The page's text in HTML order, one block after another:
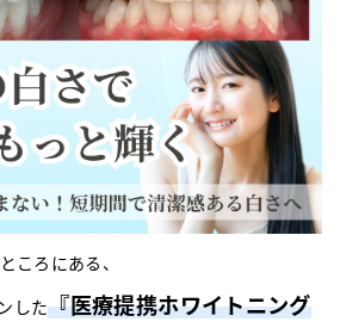
ころにある、
した『医療提携ホワイトニング